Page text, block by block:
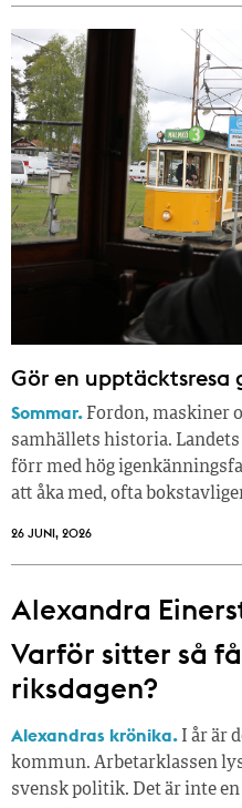
Gör en upptäcktsresa
Sommar. Fordon, maskiner
samhällets historia.
förr med hög
att åka med, ofta
26 JUNI, 2026
Alexandra
Varför sitter så
riksdagen?
Alexandras krönika. I år är
kommun. Arbetarklassen
svensk politik. Det är inte